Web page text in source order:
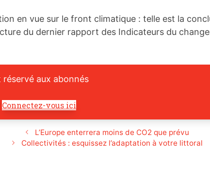
en vue sur le front climatique : telle est la
du dernier rapport des Indicateurs du
aux abonnés
Connectez-vous ici
L’Europe enterrera moins de CO2 que prévu
Collectivités : esquissez l’adaptation à votre littoral